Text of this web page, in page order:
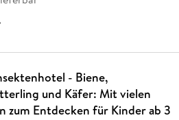
- Biene,
und Käfer: Mit vielen
zum Entdecken für Kinder ab 3